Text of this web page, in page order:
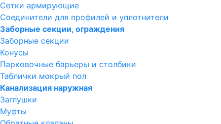
Сетки армирующие
Соединители для профилей и уплотнители
Заборные секции, ограждения
Заборные секции
Конусы
Парковочные барьеры и столбики
Таблички мокрый пол
Канализация наружная
Заглушки
Муфты